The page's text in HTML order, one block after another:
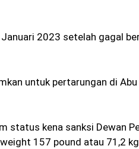
2023 setelah gagal
untuk pertarungan di
status kena sanksi Dewan
157 pound atau 71,2